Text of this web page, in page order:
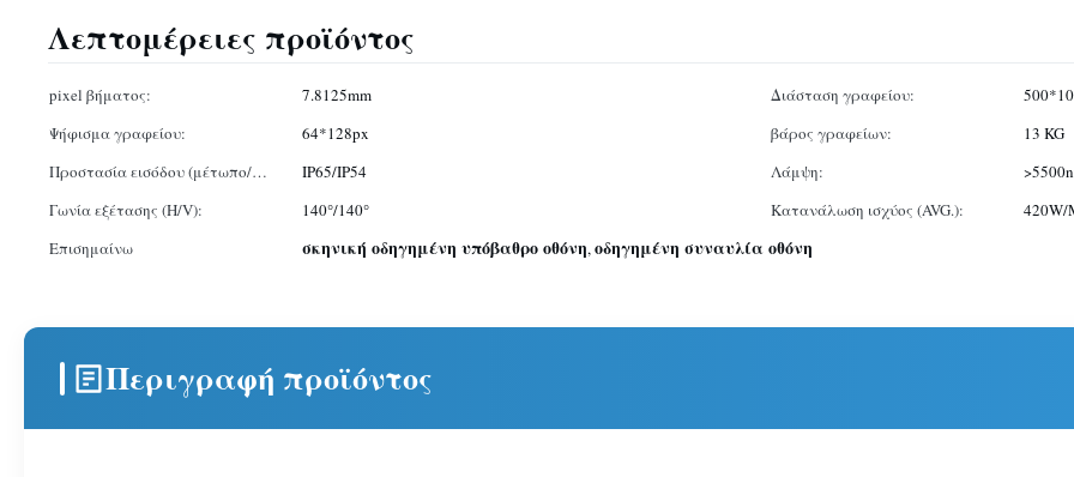
Λεπτομέρειες προϊόντος
pixel βήματος: 7.8125mm Διάσταση γραφείου:
Ψήφισμα γραφείου:
64*128px βάρος γραφείων:
13 KG
Προστασία εισόδου (μέτωπο/
οπίσθιο τμήμα):
IP65/IP54 Λάμψη:
Γωνία εξέτασης (H/V):
140°/140° Κατανάλωση ισχύος (AVG.):
420W/
Επισημαίνω
σκηνική οδηγημένη υπόβαθρο οθόνη,οδηγημένη συναυλία οθόνη
Περιγραφή προϊόντος